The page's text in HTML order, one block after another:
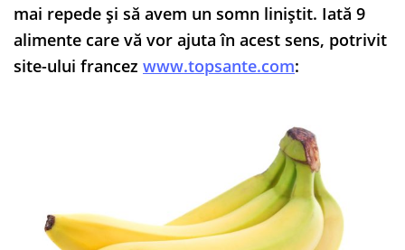
mai repede și să avem un somn liniștit. Iată 9
alimente care vă vor ajuta în acest sens, potrivit
site-ului francez www.topsante.com: